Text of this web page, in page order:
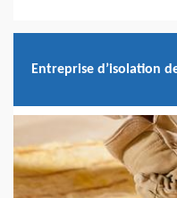
Entreprise d’isolation